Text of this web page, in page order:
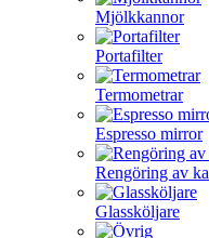
Mjölkkannor
Portafilter
Termometrar
Espresso mirror
Rengöring av
Glassköljare